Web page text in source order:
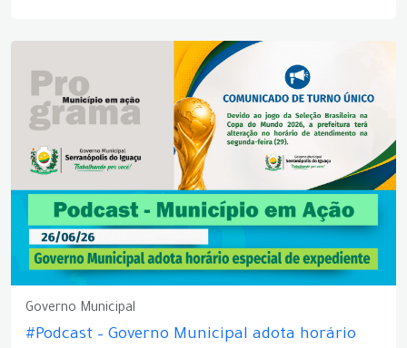
Governo Municipal
#Podcast – Governo Municipal adota horário